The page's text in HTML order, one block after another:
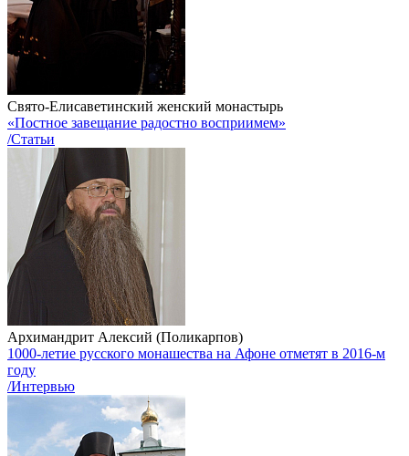
Свято-Елисаветинский женский монастырь
«Постное завещание радостно восприимем»
/Статьи
Архимандрит Алексий (Поликарпов)
1000-летие русского монашества на Афоне отметят в 2016-м
году
/Интервью